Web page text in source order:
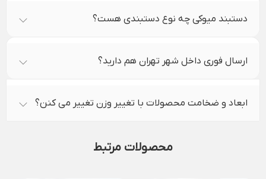
دستبند میوکی چه نوع دستبندی هست؟
ارسال فوری داخل شهر تهران هم دارید؟
ابعاد و ضخامت محصولات با تغییر وزن تغییر می کنن؟
محصولات مرتبط